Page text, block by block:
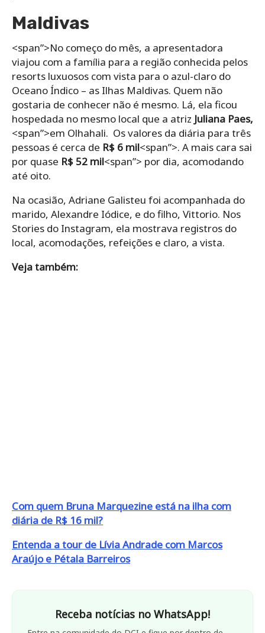
Maldivas
<span”>No começo do mês, a apresentadora
viajou com a família para a região conhecida pelos
resorts luxuosos com vista para o azul-claro do
Oceano Índico – as Ilhas Maldivas. Quem não
gostaria de conhecer não é mesmo. Lá, ela ficou
hospedada no mesmo local que a atriz Juliana Paes,
<span”>em Olhahali. Os valores da diária para três
pessoas é cerca de R$ 6 mil<span”>. A mais cara sai
por quase R$ 52 mil<span”> por dia, acomodando
até oito.
Na ocasião, Adriane Galisteu foi acompanhada do
marido, Alexandre Iódice, e do filho, Vittorio. Nos
Stories do Instagram, ela mostrava registros do
local, acomodações, refeições e claro, a vista.
Veja também:
Com quem Bruna Marquezine está na ilha com
diária de R$ 16 mil?
Entenda a tour de Lívia Andrade com Marcos
Araújo e Pétala Barreiros
Receba notícias no WhatsApp!